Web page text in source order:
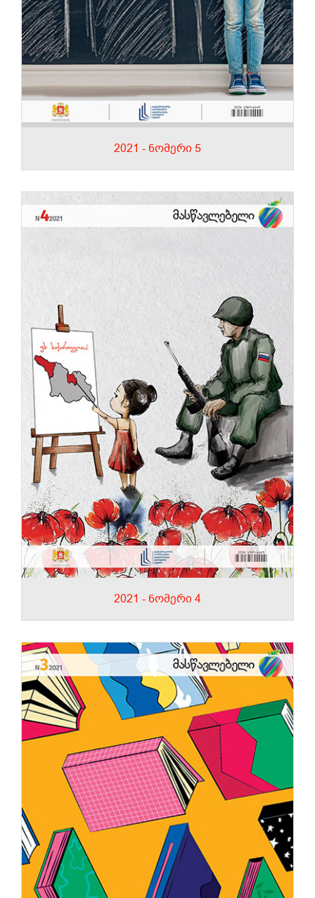
2021 - ნომერი 5
2021 - ნომერი 4